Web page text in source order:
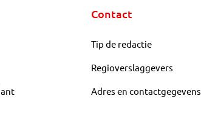
Contact
Tip de redactie
Regioverslaggevers
Adres en contactgegevens